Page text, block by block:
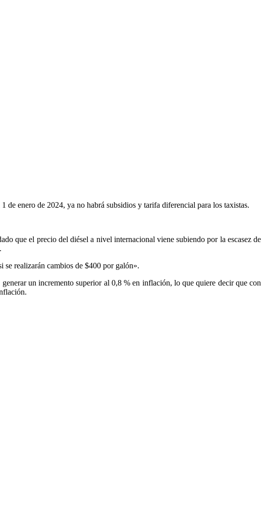
de enero de 2024, ya no habrá subsidios y tarifa diferencial para los taxistas.
que el precio del diésel a nivel internacional viene subiendo por la escasez de
se realizarán cambios de $400 por galón».
un incremento superior al 0,8 % en inflación, lo que quiere decir que con